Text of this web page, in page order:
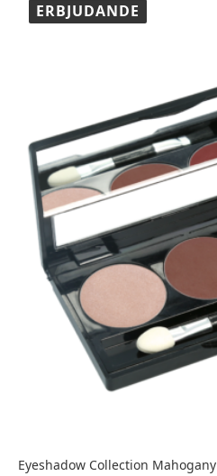
ERBJUDANDE
Eyeshadow Collection Mahogany